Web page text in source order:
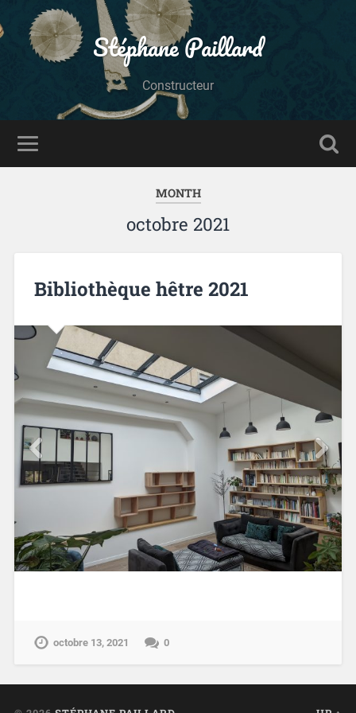
Stéphane Paillard
Constructeur
MONTH
octobre 2021
Bibliothèque hêtre 2021
octobre 13, 2021 0